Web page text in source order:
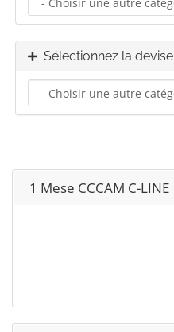
Sélectionnez la devise
1 Mese CCCAM C-LINE